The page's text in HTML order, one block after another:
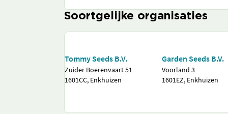
Soortgelijke organisaties
Tommy Seeds B.V.
Zuider Boerenvaart 51
1601CC, Enkhuizen
Garden Seeds B.V.
Voorland 3
1601EZ, Enkhuizen